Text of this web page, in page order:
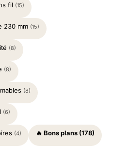
fil (15)
230 mm (15)
(8)
(8)
(8)
(6)
(4) 🔥 Bons plans (178)